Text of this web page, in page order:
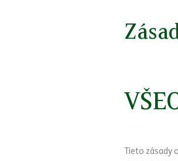
Tieto zásady